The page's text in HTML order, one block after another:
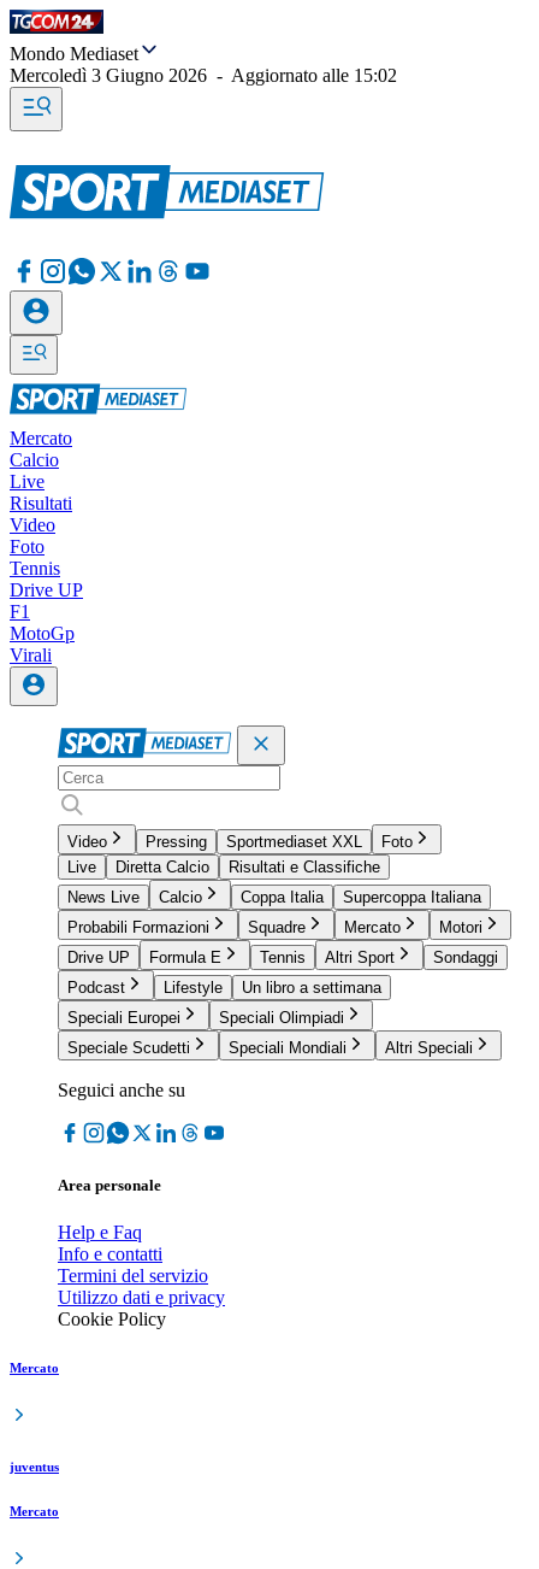
Mondo Mediaset
Mercoledì 3 Giugno 2026 - Aggiornato alle 15:02
Mercato
Calcio
Live
Risultati
Video
Foto
Tennis
Drive UP
F1
MotoGp
Virali
Video Pressing Sportmediaset XXL
Foto
Live
Diretta Calcio
Risultati e Classifiche
News Live
Calcio Coppa Italia
Supercoppa Italiana
Probabili Formazioni
Squadre Mercato
Motori
Drive UP
Formula E Tennis Altri Sport
Sondaggi
Podcast
Lifestyle
Un libro a settimana
Speciali Europei
Speciali Olimpiadi
Speciale Scudetti
Speciali Mondiali Altri Speciali
Seguici anche su
Area personale
Help e Faq
Info e contatti
Termini del servizio
Utilizzo dati e privacy
Cookie Policy
Mercato
juventus
Mercato